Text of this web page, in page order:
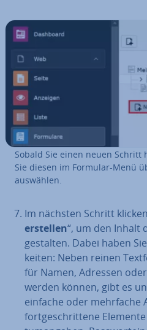
Sobald Sie einen neuen Schritt
Sie diesen im Formular-Menü
auswählen.
Im nächsten Schritt
erstellen“, um den Inhalt
gestalten. Dabei haben
kei­ten: Neben reinen
für Namen, Adressen
werden können, gibt es
einfache oder mehrfache
fort­ge­schrit­te­ne